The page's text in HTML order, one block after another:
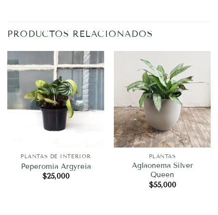
PRODUCTOS RELACIONADOS
PLANTAS DE INTERIOR
Peperomia Argyreia
$25,000
PLANTAS
Aglaonema Silver
Queen
$55,000